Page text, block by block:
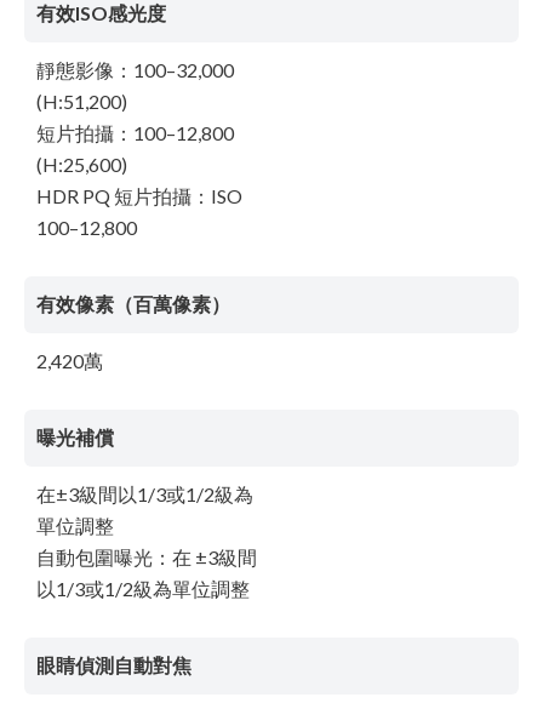
有效ISO感光度
靜態影像：100–32,000
(H:51,200)
短片拍攝：100–12,800
(H:25,600)
HDR PQ 短片拍攝：ISO
100–12,800
有效像素（百萬像素）
2,420萬
曝光補償
在±3級間以1/3或1/2級為
單位調整
自動包圍曝光：在 ±3級間
以1/3或1/2級為單位調整
眼睛偵測自動對焦